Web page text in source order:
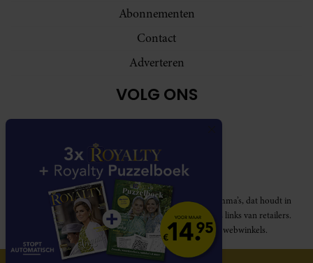
Abonnementen
Contact
Adverteren
VOLG ONS
Royalty participeert in diverse affiliate marketing programma’s, dat houdt in
dat Royalty commissies ontvangt voor aankopen middels links van retailers.
Deze website wordt niet gesponsord door de genoemde webwinkels.